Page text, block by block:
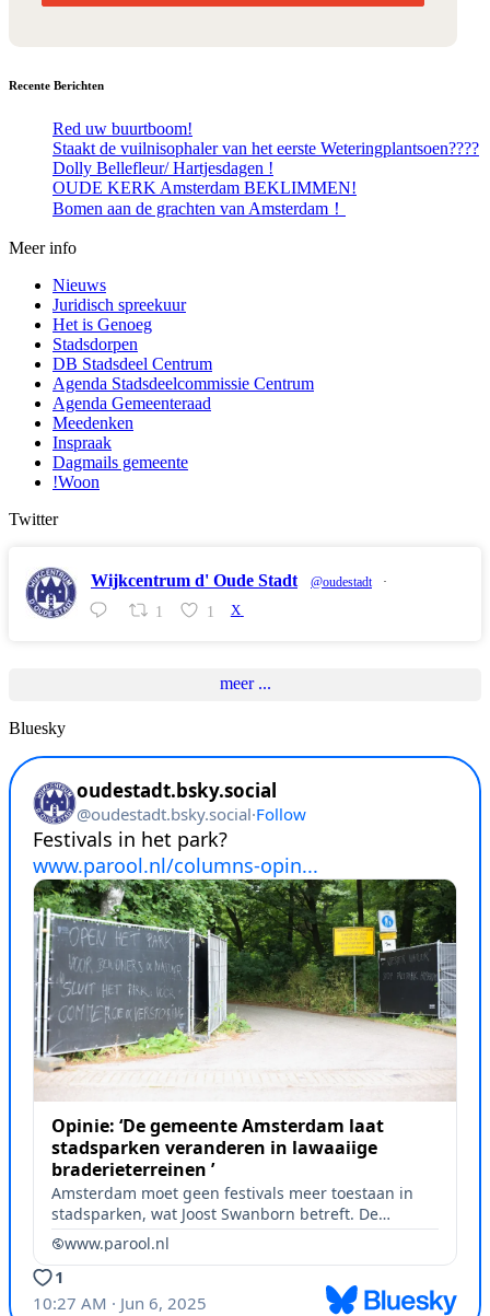
Recente Berichten
Red uw buurtboom!
Staakt de vuilnisophaler van het eerste Weteringplantsoen????
Dolly Bellefleur/ Hartjesdagen !
OUDE KERK Amsterdam BEKLIMMEN!
Bomen aan de grachten van Amsterdam！
Meer info
Nieuws
Juridisch spreekuur
Het is Genoeg
Stadsdorpen
DB Stadsdeel Centrum
Agenda Stadsdeelcommissie Centrum
Agenda Gemeenteraad
Meedenken
Inspraak
Dagmails gemeente
!Woon
Twitter
Wijkcentrum d' Oude Stadt @oudestadt ·
1 1 X
meer ...
Bluesky